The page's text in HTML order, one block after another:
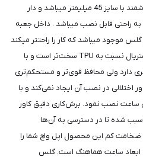
این مدل کاور مناسب ساعت های هوشمند با سایز 45 میلیمتر میباشد و دار
راحتی قابل نصب میباشد . داخل جعبه
موجود میباشد که کار را راحتتر میکند
.جنس قاب از پلیکربنات بوده و این متریال نسبت به TPU سخت‌تر است و با
دارد ولی محافظ قوی‌تر و مستحکم‌تری
در نصب آن ایجاد نمی‌کند و با
ساعت نصب نمود. برش‌کاری دقیق کاور
شده تا در دسترسی به آن‌ها
ضخامت کم این محصول اپل واچ شما را
ابعاد ساعت هماهنگ است. گلس